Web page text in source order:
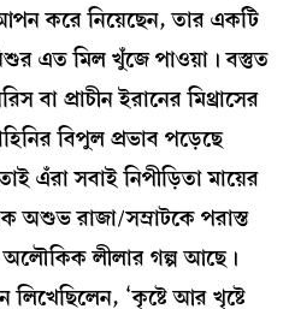
করে নিয়েছেন, তার একটি
এত মিল খুঁজে পাওয়া। বস্তুত
বা প্রাচীন ইরানের মিথ্রাসের
বিপুল প্রভাব পড়েছে
এঁরা সবাই নিপীড়িতা মায়ের
অশুভ রাজা/সম্রাটকে পরাস্ত
অলৌকিক লীলার গল্প আছে।
লিখেছিলেন, ‘কৃষ্টে আর খৃষ্টে